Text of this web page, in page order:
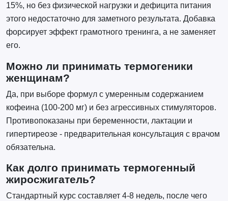
15%, но без физической нагрузки и дефицита питания
этого недостаточно для заметного результата. Добавка
форсирует эффект грамотного тренинга, а не заменяет
его.
Можно ли принимать термогеники
женщинам?
Да, при выборе формул с умеренным содержанием
кофеина (100-200 мг) и без агрессивных стимуляторов.
Противопоказаны при беременности, лактации и
гипертиреозе - предварительная консультация с врачом
обязательна.
Как долго принимать термогенный
жиросжигатель?
Стандартный курс составляет 4-8 недель, после чего